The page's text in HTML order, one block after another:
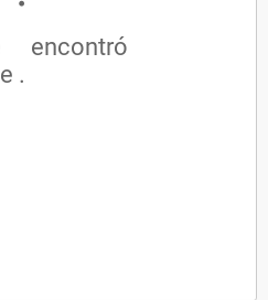
.